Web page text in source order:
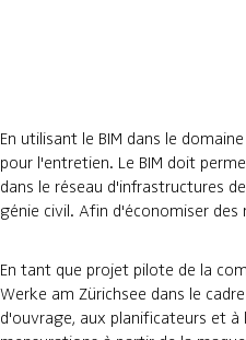
En utilisant le BIM dans le
pour l'entretien. Le BIM doit
dans le réseau d'infrastructures
génie civil. Afin d'économiser
En tant que projet pilote de la
Werke am Zürichsee dans le
d'ouvrage, aux planificateurs et